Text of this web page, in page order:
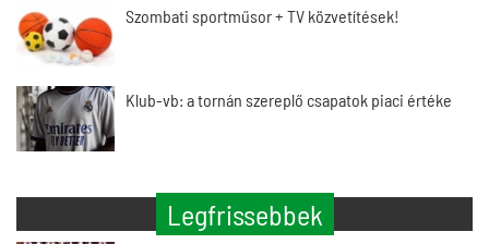
Szombati sportműsor + TV közvetítések!
Klub-vb: a tornán szereplő csapatok piaci értéke
Legfrissebbek